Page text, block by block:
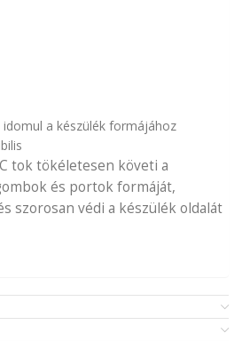
a készülék formájához
tok tökéletesen követi a
és portok formáját,
szorosan védi a készülék oldalát